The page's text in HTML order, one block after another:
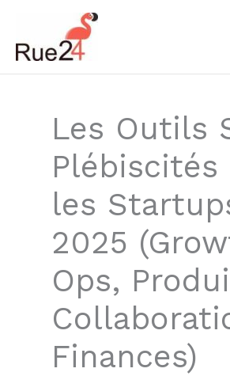
contenu
Les Outils
Plébiscités
les
2025
Ops,
Finances)